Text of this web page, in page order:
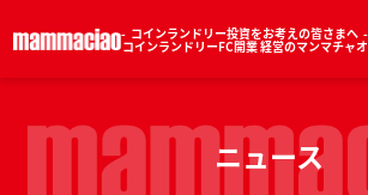
コインランドリー投資をお考えの皆さまへ
コインランドリーFC開業 経営のマンマチャオ
ニュース